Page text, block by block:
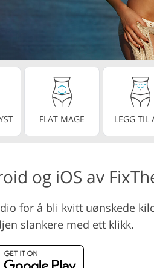
Videoredigeringstjenester
FLAT MAGE LEGG TIL
og iOS av
for å bli kvitt uønskede
slankere med ett klikk.